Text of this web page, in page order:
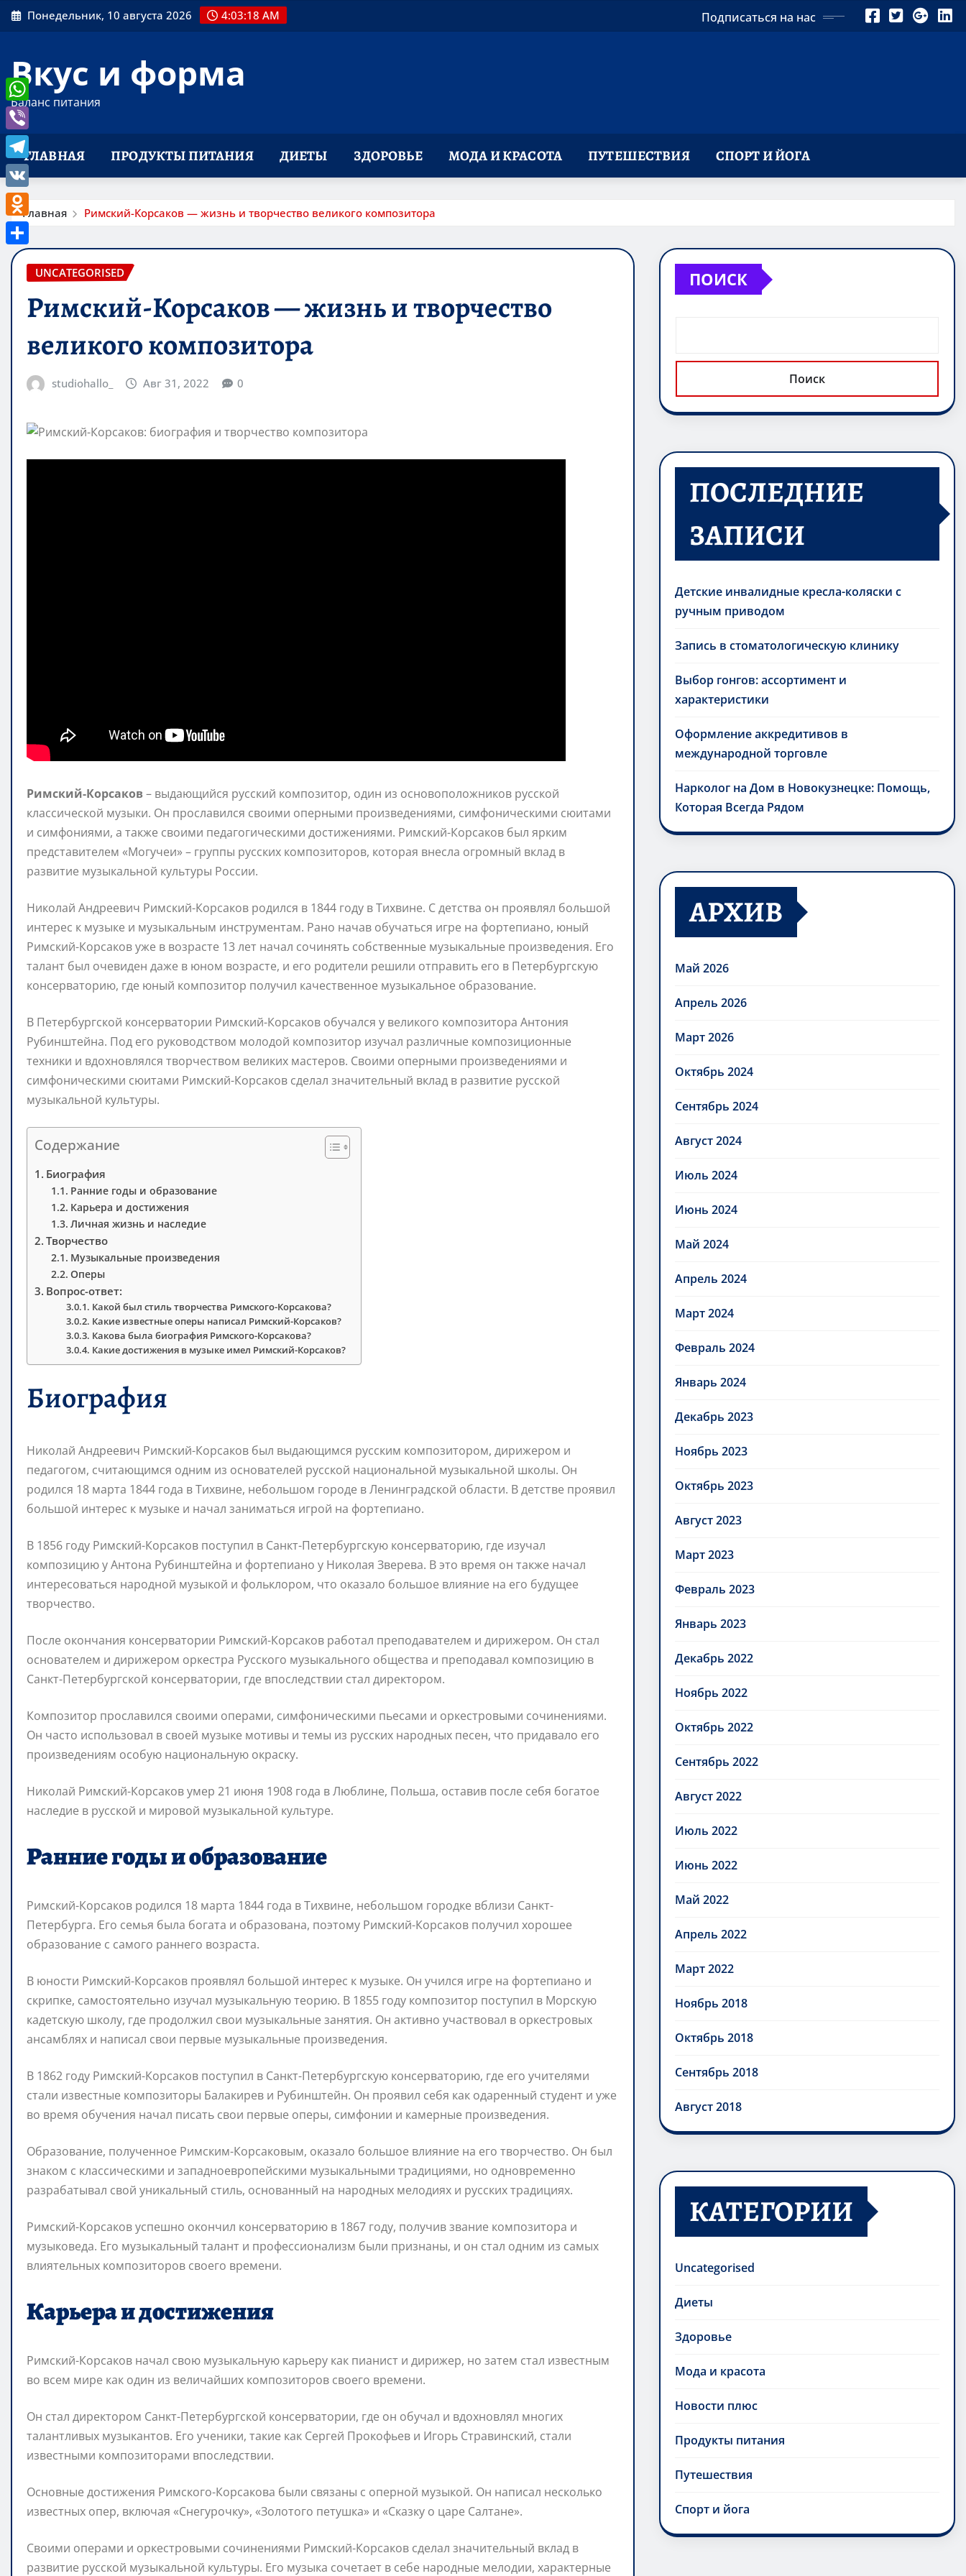
Перейти
к
Понедельник, 10 августа 2026 4:03:19 AM Подписаться на нас
Вкус и форма
Баланс питания
ГЛАВНАЯ ПРОДУКТЫ ПИТАНИЯ ДИЕТЫ ЗДОРОВЬЕ МОДА И КРАСОТА ПУТЕШЕСТВИЯ СПОРТ И ЙОГА
Главная Римский-Корсаков — жизнь и творчество великого композитора
UNCATEGORISED
Римский-Корсаков — жизнь и творчество
великого композитора
studiohallo_ Авг 31, 2022 0
Римский-Корсаков– выдающийся русский композитор, один из основоположников русской
классической музыки. Он прославился своими оперными произведениями, симфоническими сюитами
и симфониями, а также своими педагогическими достижениями. Римский-Корсаков был ярким
представителем «Могучеи» – группы русских композиторов, которая внесла огромный вклад в
развитие музыкальной культуры России.
Николай Андреевич Римский-Корсаков родился в 1844 году в Тихвине. С детства он проявлял большой
интерес к музыке и музыкальным инструментам. Рано начав обучаться игре на фортепиано, юный
Римский-Корсаков уже в возрасте 13 лет начал сочинять собственные музыкальные произведения. Его
талант был очевиден даже в юном возрасте, и его родители решили отправить его в Петербургскую
консерваторию, где юный композитор получил качественное музыкальное образование.
В Петербургской консерватории Римский-Корсаков обучался у великого композитора Антония
Рубинштейна. Под его руководством молодой композитор изучал различные композиционные
техники и вдохновлялся творчеством великих мастеров. Своими оперными произведениями и
симфоническими сюитами Римский-Корсаков сделал значительный вклад в развитие русской
музыкальной культуры.
Содержание
Биография
Ранние годы и образование
Карьера и достижения
Личная жизнь и наследие
Творчество
Музыкальные произведения
Оперы
Вопрос-ответ:
Какой был стиль творчества Римского-Корсакова?
Какие известные оперы написал Римский-Корсаков?
Какова была биография Римского-Корсакова?
Какие достижения в музыке имел Римский-Корсаков?
Биография
Николай Андреевич Римский-Корсаков был выдающимся русским композитором, дирижером и
педагогом, считающимся одним из основателей русской национальной музыкальной школы. Он
родился 18 марта 1844 года в Тихвине, небольшом городе в Ленинградской области. В детстве проявил
большой интерес к музыке и начал заниматься игрой на фортепиано.
В 1856 году Римский-Корсаков поступил в Санкт-Петербургскую консерваторию, где изучал
композицию у Антона Рубинштейна и фортепиано у Николая Зверева. В это время он также начал
интересоваться народной музыкой и фольклором, что оказало большое влияние на его будущее
творчество.
После окончания консерватории Римский-Корсаков работал преподавателем и дирижером. Он стал
основателем и дирижером оркестра Русского музыкального общества и преподавал композицию в
Санкт-Петербургской консерватории, где впоследствии стал директором.
Композитор прославился своими операми, симфоническими пьесами и оркестровыми сочинениями.
Он часто использовал в своей музыке мотивы и темы из русских народных песен, что придавало его
произведениям особую национальную окраску.
Николай Римский-Корсаков умер 21 июня 1908 года в Люблине, Польша, оставив после себя богатое
наследие в русской и мировой музыкальной культуре.
Ранние годы и образование
Римский-Корсаков родился 18 марта 1844 года в Тихвине, небольшом городке вблизи Санкт-
Петербурга. Его семья была богата и образована, поэтому Римский-Корсаков получил хорошее
образование с самого раннего возраста.
В юности Римский-Корсаков проявлял большой интерес к музыке. Он учился игре на фортепиано и
скрипке, самостоятельно изучал музыкальную теорию. В 1855 году композитор поступил в Морскую
кадетскую школу, где продолжил свои музыкальные занятия. Он активно участвовал в оркестровых
ансамблях и написал свои первые музыкальные произведения.
В 1862 году Римский-Корсаков поступил в Санкт-Петербургскую консерваторию, где его учителями
стали известные композиторы Балакирев и Рубинштейн. Он проявил себя как одаренный студент и уже
во время обучения начал писать свои первые оперы, симфонии и камерные произведения.
Образование, полученное Римским-Корсаковым, оказало большое влияние на его творчество. Он был
знаком с классическими и западноевропейскими музыкальными традициями, но одновременно
разрабатывал свой уникальный стиль, основанный на народных мелодиях и русских традициях.
Римский-Корсаков успешно окончил консерваторию в 1867 году, получив звание композитора и
музыковеда. Его музыкальный талант и профессионализм были признаны, и он стал одним из самых
влиятельных композиторов своего времени.
Карьера и достижения
Римский-Корсаков начал свою музыкальную карьеру как пианист и дирижер, но затем стал известным
во всем мире как один из величайших композиторов своего времени.
Он стал директором Санкт-Петербургской консерватории, где он обучал и вдохновлял многих
талантливых музыкантов. Его ученики, такие как Сергей Прокофьев и Игорь Стравинский, стали
известными композиторами впоследствии.
Основные достижения Римского-Корсакова были связаны с оперной музыкой. Он написал несколько
известных опер, включая «Снегурочку», «Золотого петушка» и «Сказку о царе Салтане».
Своими операми и оркестровыми сочинениями Римский-Корсаков сделал значительный вклад в
развитие русской музыкальной культуры. Его музыка сочетает в себе народные мелодии, характерные
ПОИСК
Поиск
ПОСЛЕДНИЕ
ЗАПИСИ
Детские инвалидные кресла-коляски с
ручным приводом
Запись в стоматологическую клинику
Выбор гонгов: ассортимент и
характеристики
Оформление аккредитивов в
международной торговле
Нарколог на Дом в Новокузнецке: Помощь,
Которая Всегда Рядом
АРХИВ
Май 2026
Апрель 2026
Март 2026
Октябрь 2024
Сентябрь 2024
Август 2024
Июль 2024
Июнь 2024
Май 2024
Апрель 2024
Март 2024
Февраль 2024
Январь 2024
Декабрь 2023
Ноябрь 2023
Октябрь 2023
Август 2023
Март 2023
Февраль 2023
Январь 2023
Декабрь 2022
Ноябрь 2022
Октябрь 2022
Сентябрь 2022
Август 2022
Июль 2022
Июнь 2022
Май 2022
Апрель 2022
Март 2022
Ноябрь 2018
Октябрь 2018
Сентябрь 2018
Август 2018
КАТЕГОРИИ
Uncategorised
Диеты
Здоровье
Мода и красота
Новости плюс
Продукты питания
Путешествия
Спорт и йога
WhatsApp
Viber
Telegram
VK
Odnoklassniki
Отправить